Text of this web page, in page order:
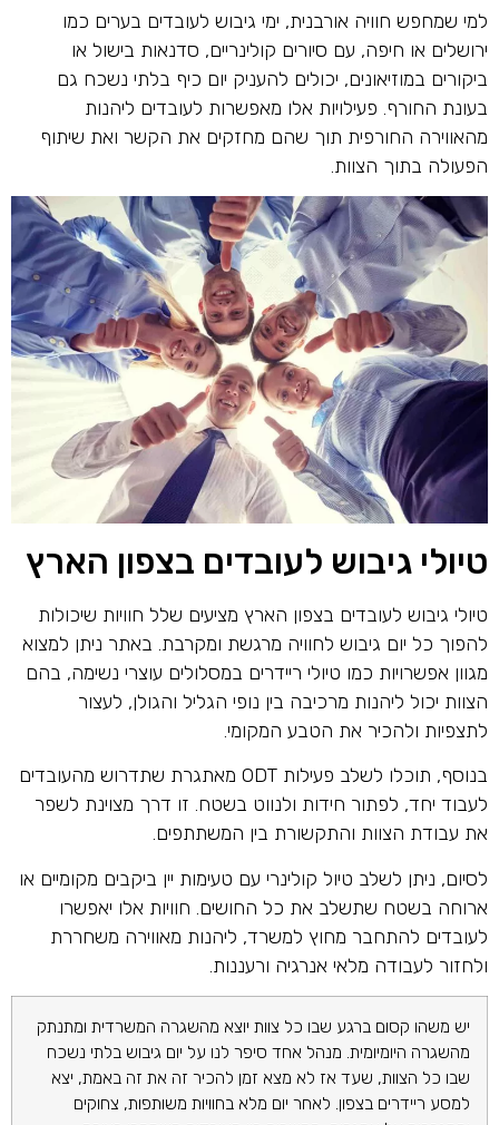
למי שמחפש חוויה אורבנית, ימי גיבוש לעובדים בערים כמו
ירושלים או חיפה, עם סיורים קולינריים, סדנאות בישול או
ביקורים במוזיאונים, יכולים להעניק יום כיף בלתי נשכח גם
בעונת החורף. פעילויות אלו מאפשרות לעובדים ליהנות
מהאווירה החורפית תוך שהם מחזקים את הקשר ואת שיתוף
הפעולה בתוך הצוות.
טיולי גיבוש לעובדים בצפון הארץ
טיולי גיבוש לעובדים בצפון הארץ מציעים שלל חוויות שיכולות
להפוך כל יום גיבוש לחוויה מרגשת ומקרבת. באתר ניתן למצוא
מגוון אפשרויות כמו טיולי ריידרים במסלולים עוצרי נשימה, בהם
הצוות יכול ליהנות מרכיבה בין נופי הגליל והגולן, לעצור
לתצפיות ולהכיר את הטבע המקומי.
בנוסף, תוכלו לשלב פעילות ODT מאתגרת שתדרוש מהעובדים
לעבוד יחד, לפתור חידות ולנווט בשטח. זו דרך מצוינת לשפר
את עבודת הצוות והתקשורת בין המשתתפים.
לסיום, ניתן לשלב טיול קולינרי עם טעימות יין ביקבים מקומיים או
ארוחה בשטח שתשלב את כל החושים. חוויות אלו יאפשרו
לעובדים להתחבר מחוץ למשרד, ליהנות מאווירה משחררת
ולחזור לעבודה מלאי אנרגיה ורעננות.
יש משהו קסום ברגע שבו כל צוות יוצא מהשגרה המשרדית ומתנתק
מהשגרה היומיומית. מנהל אחד סיפר לנו על יום גיבוש בלתי נשכח
שבו כל הצוות, שעד אז לא מצא זמן להכיר זה את זה באמת, יצא
למסע ריידרים בצפון. לאחר יום מלא בחוויות משותפות, צחוקים